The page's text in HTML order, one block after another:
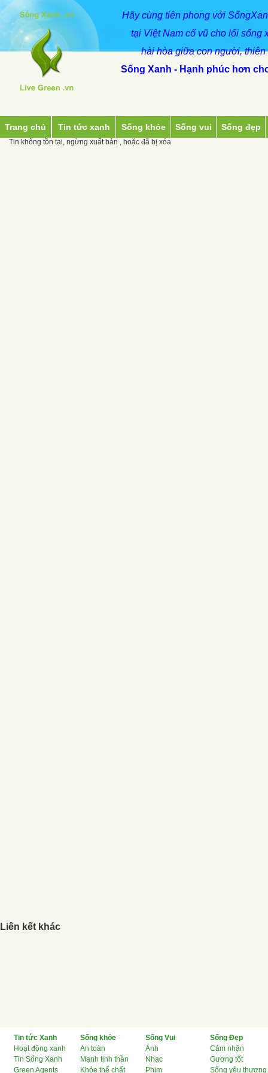
Hãycùng tiên phong với
tại Việt Nam cổ vũ cho lối sống
hài hòa giữa con người, thiên
Sống Xanh - Hạnh phúc hơn
Trang chủ Tin tức xanh Sống khỏe Sống vui Sống đẹp
Tin không tồn tại, ngừng xuất bản , hoặc đã bị xóa
Liên kết khác
Tin tức Xanh
Hoạt động xanh
Tin Sống Xanh
Green Agents
Sống khỏe
An toàn
Mạnh tinh thần
Khỏe thể chất
Sống Vui
Ảnh
Nhạc
Phim
Sống Đẹp
Cảm nhận
Gương tốt
Sống yêu thương